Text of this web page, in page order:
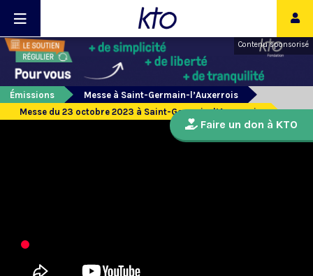
Contenu sponsorisé
Émissions
Messe à Saint-Germain-l’Auxerrois
Messe du 23 octobre 2023 à Saint-Germain-l’Auxerrois
Faire un don à KTO